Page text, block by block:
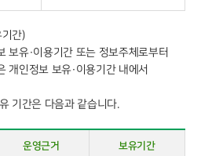
간)
보유·이용기간 또는 정보주체로부터
개인정보 보유·이용기간 내에서
기간은 다음과 같습니다.
운영근거 보유기간